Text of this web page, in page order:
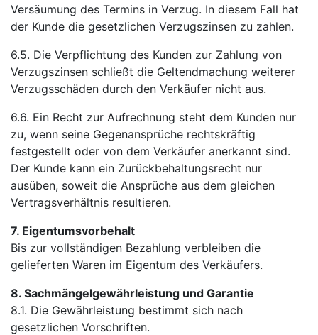
Versäumung des Termins in Verzug. In diesem Fall hat
der Kunde die gesetzlichen Verzugszinsen zu zahlen.
6.5. Die Verpflichtung des Kunden zur Zahlung von
Verzugszinsen schließt die Geltendmachung weiterer
Verzugsschäden durch den Verkäufer nicht aus.
6.6. Ein Recht zur Aufrechnung steht dem Kunden nur
zu, wenn seine Gegenansprüche rechtskräftig
festgestellt oder von dem Verkäufer anerkannt sind.
Der Kunde kann ein Zurückbehaltungsrecht nur
ausüben, soweit die Ansprüche aus dem gleichen
Vertragsverhältnis resultieren.
7. Eigentumsvorbehalt
Bis zur vollständigen Bezahlung verbleiben die
gelieferten Waren im Eigentum des Verkäufers.
8. Sachmängelgewährleistung und Garantie
8.1. Die Gewährleistung bestimmt sich nach
gesetzlichen Vorschriften.